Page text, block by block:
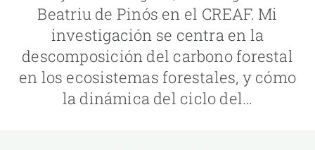
Beatriu de Pinós en el CREAF. Mi
investigación se centra en la
descomposición del carbono forestal
en los ecosistemas forestales, y cómo
la dinámica del ciclo del…
PARTICIPA
NOTICIAS Y AGENDA